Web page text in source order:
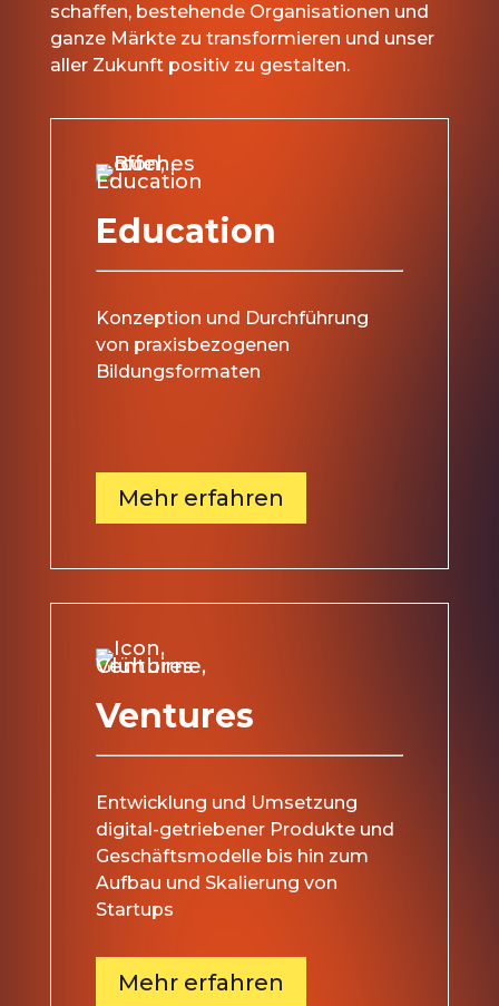
schaffen, bestehende Organisationen und
ganze Märkte zu transformieren und unser
aller Zukunft positiv zu gestalten.
Education
Konzeption und Durchführung
von praxisbezogenen
Bildungsformaten
Mehr erfahren
Ventures
Entwicklung und Umsetzung
digital-getriebener Produkte und
Geschäftsmodelle bis hin zum
Aufbau und Skalierung von
Startups
Mehr erfahren